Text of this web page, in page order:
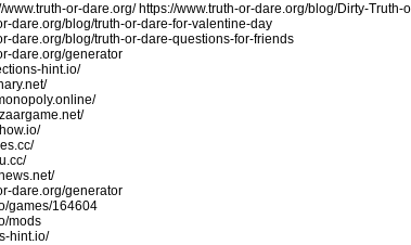
www.truth-or-dare.org/ https://www.truth-or-dare.org/blog/Dirty-Truth-
dare.org/blog/truth-or-dare-for-valentine-day
dare.org/blog/truth-or-dare-questions-for-friends
dare.org/generator
hint.io/
dare.org/generator
games/164604
mods
hint.io/